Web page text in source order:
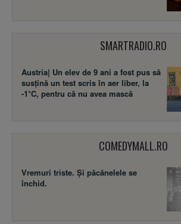
SMARTRADIO.RO
Austria| Un elev de 9 ani a fost pus să
susţină un test scris în aer liber, la
-1°C, pentru că nu avea mască
COMEDYMALL.RO
Vremuri triste. Şi păcănelele se
închid.